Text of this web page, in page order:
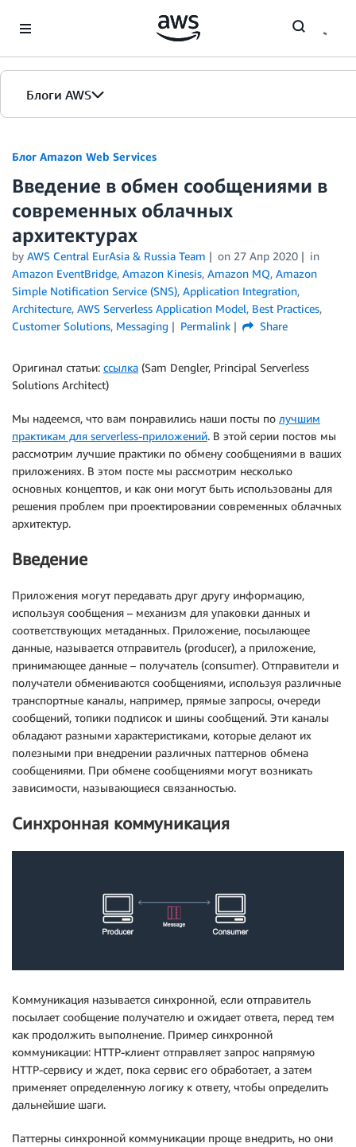
Блоги AWS
Главная страница
Версии
Блог Amazon Web Services
Введение в обмен сообщениями в
современных облачных
архитектурах
by AWS Central EurAsia & Russia Team on 27 Апр 2020
in
Amazon EventBridge, Amazon Kinesis, Amazon MQ, Amazon
Simple Notification Service (SNS), Application Integration,
Architecture, AWS Serverless Application Model, Best Practices,
Customer Solutions, Messaging Permalink Share
Оригинал статьи: ссылка (Sam Dengler, Principal Serverless
Solutions Architect)
Мы надеемся, что вам понравились наши посты по лучшим
практикам для serverless-приложений. В этой серии постов мы
рассмотрим лучшие практики по обмену сообщениями в ваших
приложениях. В этом посте мы рассмотрим несколько
основных концептов, и как они могут быть использованы для
решения проблем при проектировании современных облачных
архитектур.
Введение
Приложения могут передавать друг другу информацию,
используя сообщения – механизм для упаковки данных и
соответствующих метаданных. Приложение, посылающее
данные, называется отправитель (producer), а приложение,
принимающее данные – получатель (consumer). Отправители и
получатели обмениваются сообщениями, используя различные
транспортные каналы, например, прямые запросы, очереди
сообщений, топики подписок и шины сообщений. Эти каналы
обладают разными характеристиками, которые делают их
полезными при внедрении различных паттернов обмена
сообщениями. При обмене сообщениями могут возникать
зависимости, называющиеся связанностью.
Синхронная коммуникация
Коммуникация называется синхронной, если отправитель
посылает сообщение получателю и ожидает ответа, перед тем
как продолжить выполнение. Пример синхронной
коммуникации: HTTP-клиент отправляет запрос напрямую
HTTP-сервису и ждет, пока сервис его обработает, а затем
применяет определенную логику к ответу, чтобы определить
дальнейшие шаги.
Паттерны синхронной коммуникации проще внедрить, но они